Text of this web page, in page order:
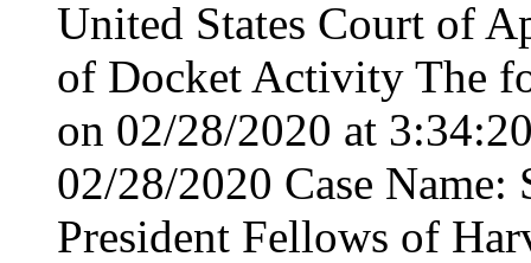
United States Court of
of Docket Activity The
on 02/28/2020 at
02/28/2020 Case
President Fellows of